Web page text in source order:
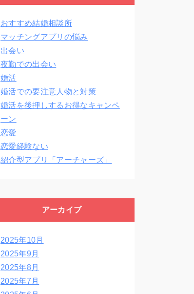
おすすめ結婚相談所
マッチングアプリの悩み
出会い
夜勤での出会い
婚活
婚活での要注意人物と対策
婚活を後押しするお得なキャンペ
ーン
恋愛
恋愛経験ない
紹介型アプリ「アーチャーズ」
アーカイブ
2025年10月
2025年9月
2025年8月
2025年7月